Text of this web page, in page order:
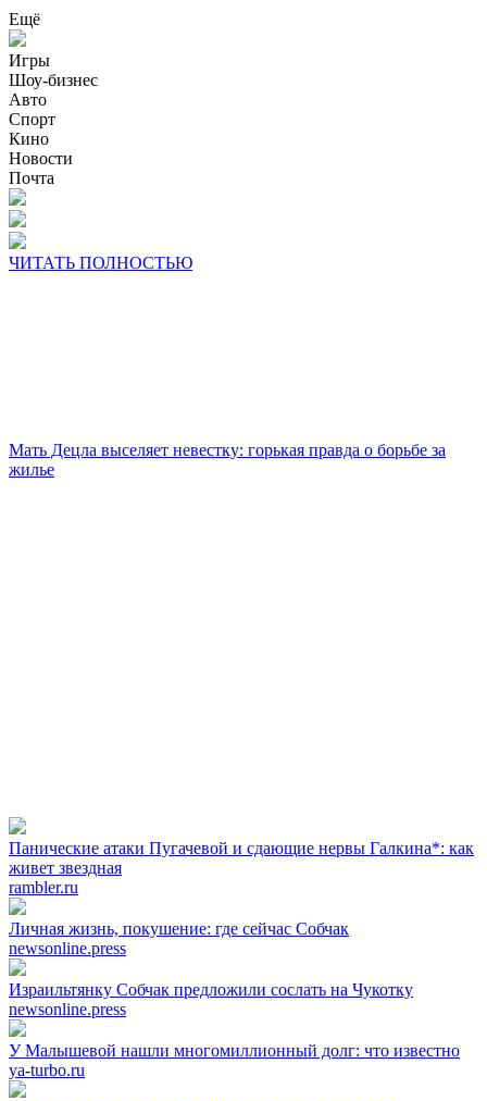
Ещё
Игры
Шоу-бизнес
Авто
Спорт
Кино
Новости
Почта
ЧИТАТЬ ПОЛНОСТЬЮ
Мать Децла выселяет невестку: горькая правда о борьбе за
жилье
Панические атаки Пугачевой и сдающие нервы Галкина*: как
живет звездная
rambler.ru
Личная жизнь, покушение: где сейчас Собчак
newsonline.press
Израильтянку Собчак предложили сослать на Чукотку
newsonline.press
У Малышевой нашли многомиллионный долг: что известно
ya-turbo.ru